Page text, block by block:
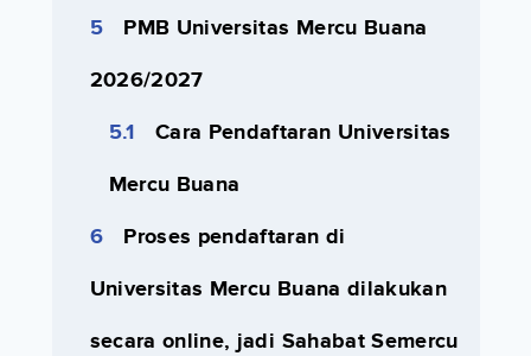
PMB Universitas Mercu Buana
2026/2027
Cara Pendaftaran Universitas
Mercu Buana
Proses pendaftaran di
Universitas Mercu Buana dilakukan
secara online, jadi Sahabat Semercu